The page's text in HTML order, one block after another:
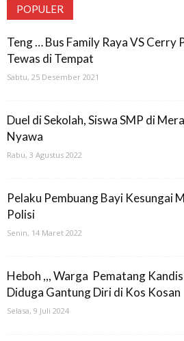
POPULER
Teng … Bus Family Raya VS Cerry
Tewas di Tempat
Sabtu, 25 Desember 2021
Duel di Sekolah, Siswa SMP di
Nyawa
Rabu, 3 Agustus 2022
Pelaku Pembuang Bayi Kesungai
Polisi
Senin, 14 Maret 2022
Heboh ,,, Warga Pematang
Diduga Gantung Diri di Kos Kosan
Selasa, 9 Juli 2024